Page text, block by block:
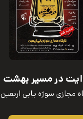
در مسیر بهشت
مجازی سوژه یابی اربعین